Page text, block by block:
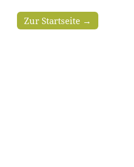
Zur Startseite →